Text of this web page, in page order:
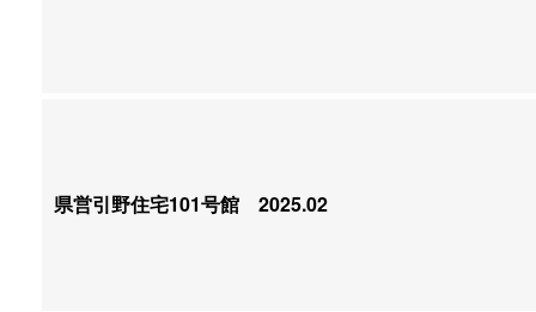
県営引野住宅101号館 2025.02